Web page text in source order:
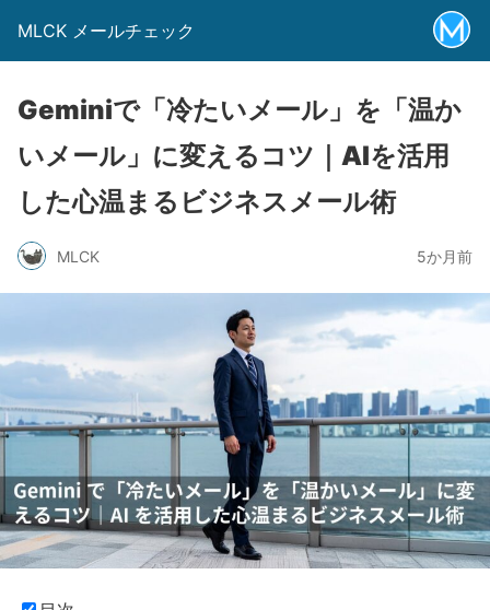
MLCK メールチェック
Geminiで「冷たいメール」を「温か
いメール」に変えるコツ｜AIを活用
した心温まるビジネスメール術
MLCK 5か月前